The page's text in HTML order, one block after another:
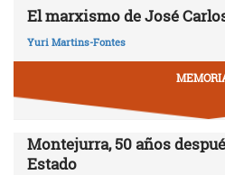
El marxismo de José
Yuri Martins-Fontes
Montejurra, 50 años
Estado